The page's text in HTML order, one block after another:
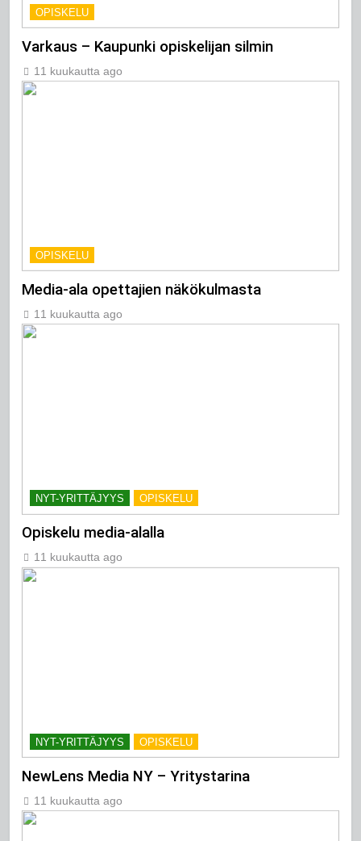
OPISKELU
Varkaus – Kaupunki opiskelijan silmin
11 kuukautta ago
OPISKELU
Media-ala opettajien näkökulmasta
11 kuukautta ago
NYT-YRITTÄJYYS OPISKELU
Opiskelu media-alalla
11 kuukautta ago
NYT-YRITTÄJYYS OPISKELU
NewLens Media NY – Yritystarina
11 kuukautta ago